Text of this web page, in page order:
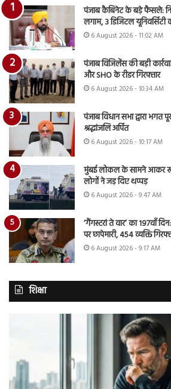
पंजाब कैबिनेट के बड़े फैसले:
लगाम, 3 डिजिटल यूनिवर्सिटी
6 August 2026 - 11:02 AM
पंजाब विजिलेंस की बड़ी
और SHO के रीडर गिरफ्तार
6 August 2026 - 10:34 AM
पंजाब विधान सभा द्वारा भगत
श्रद्धांजलि अर्पित
6 August 2026 - 10:17 AM
मुंबई लोकल के सामने आकर
लोगों ने जड़ दिए थप्पड़
6 August 2026 - 9:47 AM
‘गैंगस्टरां ते वार’ का 197वाँ
पर छापेमारी, 454 व्यक्ति
6 August 2026 - 9:17 AM
शिक्षा